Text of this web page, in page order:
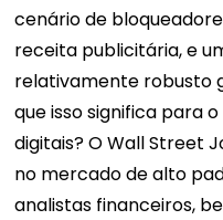
cenário de
receita publicitária, e
relativamente robusto
que isso significa para
digitais? O Wall Street
no mercado de alto
analistas financeiros,